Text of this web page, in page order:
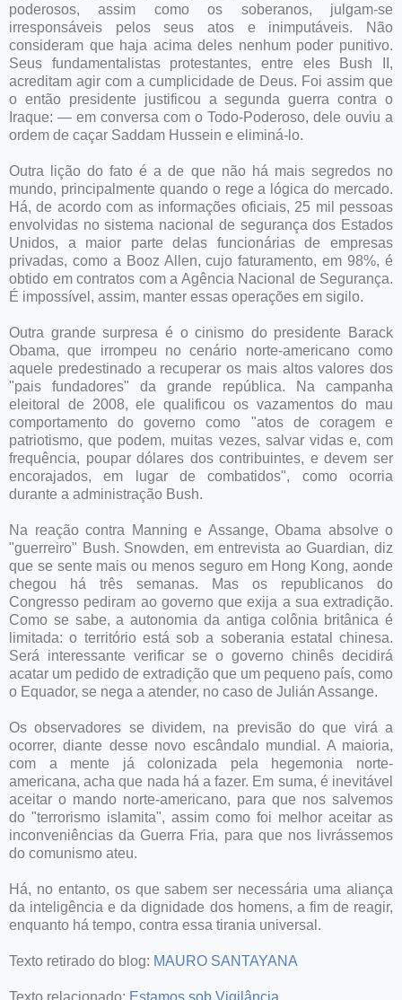
poderosos, assim como os soberanos, julgam-se
irresponsáveis pelos seus atos e inimputáveis. Não
consideram que haja acima deles nenhum poder punitivo.
Seus fundamentalistas protestantes, entre eles Bush II,
acreditam agir com a cumplicidade de Deus. Foi assim que
o então presidente justificou a segunda guerra contra o
Iraque: — em conversa com o Todo-Poderoso, dele ouviu a
ordem de caçar Saddam Hussein e eliminá-lo.
Outra lição do fato é a de que não há mais segredos no
mundo, principalmente quando o rege a lógica do mercado.
Há, de acordo com as informações oficiais, 25 mil pessoas
envolvidas no sistema nacional de segurança dos Estados
Unidos, a maior parte delas funcionárias de empresas
privadas, como a Booz Allen, cujo faturamento, em 98%, é
obtido em contratos com a Agência Nacional de Segurança.
É impossível, assim, manter essas operações em sigilo.
Outra grande surpresa é o cinismo do presidente Barack
Obama, que irrompeu no cenário norte-americano como
aquele predestinado a recuperar os mais altos valores dos
"pais fundadores" da grande república. Na campanha
eleitoral de 2008, ele qualificou os vazamentos do mau
comportamento do governo como "atos de coragem e
patriotismo, que podem, muitas vezes, salvar vidas e, com
frequência, poupar dólares dos contribuintes, e devem ser
encorajados, em lugar de combatidos", como ocorria
durante a administração Bush.
Na reação contra Manning e Assange, Obama absolve o
"guerreiro" Bush. Snowden, em entrevista ao Guardian, diz
que se sente mais ou menos seguro em Hong Kong, aonde
chegou há três semanas. Mas os republicanos do
Congresso pediram ao governo que exija a sua extradição.
Como se sabe, a autonomia da antiga colônia britânica é
limitada: o território está sob a soberania estatal chinesa.
Será interessante verificar se o governo chinês decidirá
acatar um pedido de extradição que um pequeno país, como
o Equador, se nega a atender, no caso de Julián Assange.
Os observadores se dividem, na previsão do que virá a
ocorrer, diante desse novo escândalo mundial. A maioria,
com a mente já colonizada pela hegemonia norte-
americana, acha que nada há a fazer. Em suma, é inevitável
aceitar o mando norte-americano, para que nos salvemos
do "terrorismo islamita", assim como foi melhor aceitar as
inconveniências da Guerra Fria, para que nos livrássemos
do comunismo ateu.
Há, no entanto, os que sabem ser necessária uma aliança
da inteligência e da dignidade dos homens, a fim de reagir,
enquanto há tempo, contra essa tirania universal.
Texto retirado do blog: MAURO SANTAYANA
Texto relacionado: Estamos sob Vigilância